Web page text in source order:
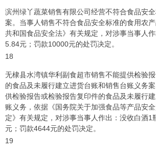
滨州绿丫蔬菜销售有限公司经营不符合食品安
案。当事人销售不符合食品安全标准的食用农
共和国食品安全法》有关规定，对涉事当事人
5.84元；罚款10000元的处罚决定。
18
无棣县水湾镇华利副食超市销售不能提供检验
的食品及未履行建立进货台账和销售台账义务
供检验报告或检验报告复印件的食品及未履行
账义务，依据《国务院关于加强食品等产品安
定》有关规定，对涉事当事人作出：没收白酒1
元；罚款4644元的处罚决定。
19